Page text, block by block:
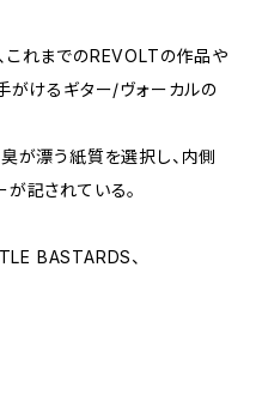
これまでのREVOLTの作品や
がけるギター/ヴォーカルの
が漂う紙質を選択し、内側
記されている。
BASTARDS、